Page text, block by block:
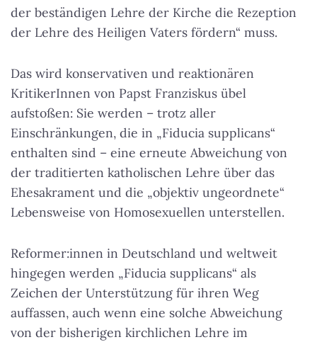
der beständigen Lehre der Kirche die Rezeption
der Lehre des Heiligen Vaters fördern“ muss.
Das wird konservativen und reaktionären
KritikerInnen von Papst Franziskus übel
aufstoßen: Sie werden – trotz aller
Einschränkungen, die in „Fiducia supplicans“
enthalten sind – eine erneute Abweichung von
der traditierten katholischen Lehre über das
Ehesakrament und die „objektiv ungeordnete“
Lebensweise von Homosexuellen unterstellen.
Reformer:innen in Deutschland und weltweit
hingegen werden „Fiducia supplicans“ als
Zeichen der Unterstützung für ihren Weg
auffassen, auch wenn eine solche Abweichung
von der bisherigen kirchlichen Lehre im